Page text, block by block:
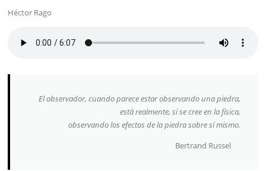
Héctor Rago
El observador, cuando parece estar observando una piedra,
está realmente, si se cree en la física,
observando los efectos de la piedra sobre sí mismo.
Bertrand Russel